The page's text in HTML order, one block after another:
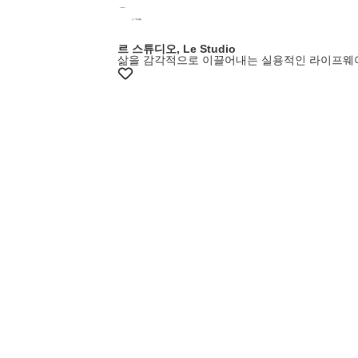
르 스튜디오, Le Studio
삶을 감각적으로 이끌어내는 실용적인 라이프웨